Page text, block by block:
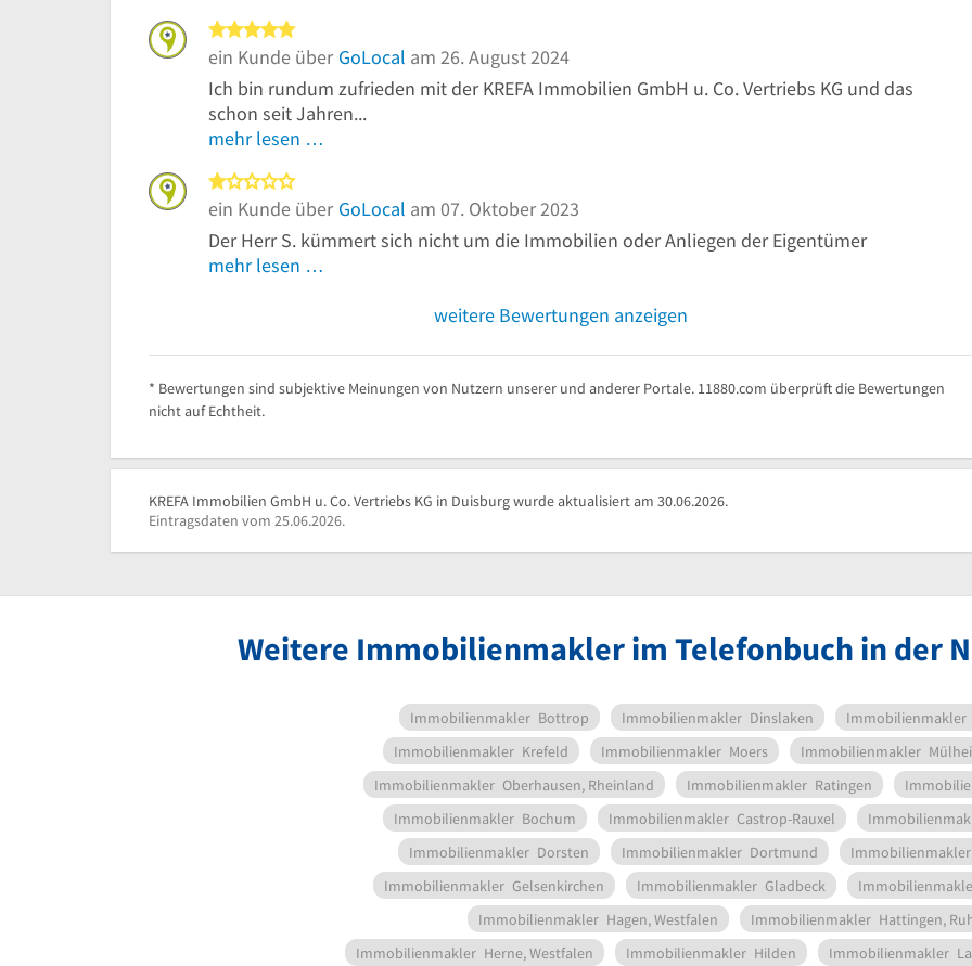
ein Kunde über GoLocal am 26. August 2024
Ich bin rundum zufrieden mit der KREFA Immobilien GmbH u. Co. Vertriebs KG und das
schon seit Jahren...
mehr lesen …
ein Kunde über GoLocal am 07. Oktober 2023
Der Herr S. kümmert sich nicht um die Immobilien oder Anliegen der Eigentümer
mehr lesen …
weitere Bewertungen anzeigen
* Bewertungen sind subjektive Meinungen von Nutzern unserer und anderer Portale. 11880.com überprüft die Bewertungen
nicht auf Echtheit.
KREFA Immobilien GmbH u. Co. Vertriebs KG in Duisburg wurde aktualisiert am 30.06.2026.
Eintragsdaten vom 25.06.2026.
Weitere Immobilienmakler im Telefonbuch in der
Immobilienmakler Bottrop Immobilienmakler Dinslaken Immobilienmakler
Immobilienmakler Krefeld Immobilienmakler Moers Immobilienmakler
Immobilienmakler Oberhausen, Rheinland Immobilienmakler Ratingen
Immobilienmakler Bochum Immobilienmakler Castrop-Rauxel
Immobilienmakler Dorsten Immobilienmakler Dortmund Immobilienmakler
Immobilienmakler Gelsenkirchen Immobilienmakler Gladbeck
Immobilienmakler Hagen, Westfalen Immobilienmakler Hattingen,
Immobilienmakler Herne, Westfalen Immobilienmakler Hilden Immobilienmakler